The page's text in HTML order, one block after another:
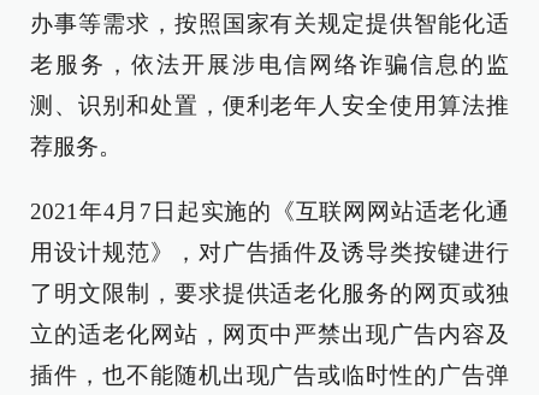
办事等需求，按照国家有关规定提供智能化适
老服务，依法开展涉电信网络诈骗信息的监
测、识别和处置，便利老年人安全使用算法推
荐服务。
2021年4月7日起实施的《互联网网站适老化通
用设计规范》，对广告插件及诱导类按键进行
了明文限制，要求提供适老化服务的网页或独
立的适老化网站，网页中严禁出现广告内容及
插件，也不能随机出现广告或临时性的广告弹